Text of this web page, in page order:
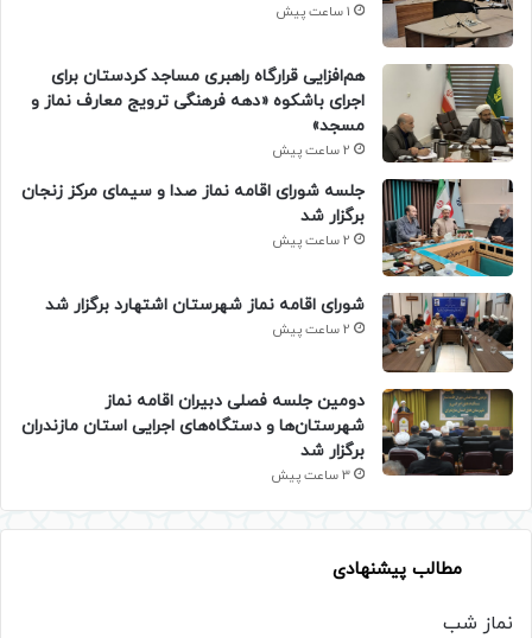
1 ساعت پیش
هم‌افزایی قرارگاه راهبری مساجد کردستان برای
اجرای باشکوه «دهه فرهنگی ترویج معارف نماز و
مسجد»
2 ساعت پیش
جلسه شورای اقامه نماز صدا و سیمای مرکز زنجان
برگزار شد
2 ساعت پیش
شورای اقامه نماز شهرستان اشتهارد برگزار شد
2 ساعت پیش
دومین جلسه فصلی دبیران اقامه نماز
شهرستان‌ها و دستگاه‌های اجرایی استان مازندران
برگزار شد
3 ساعت پیش
مطالب پیشنهادی
نماز شب